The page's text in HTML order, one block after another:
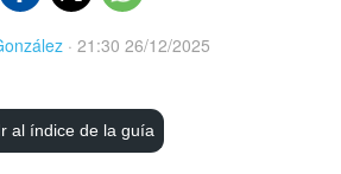
· 21:30 26/12/2025
al índice de la guía